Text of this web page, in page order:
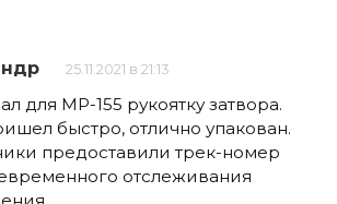
25.11.2021 в 21:13
для МР-155 рукоятку затвора.
быстро, отлично упакован.
предоставили трек-номер
отслеживания